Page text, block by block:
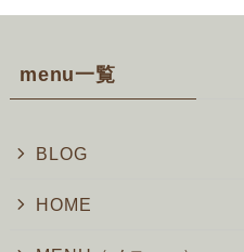
menu一覧
BLOG
HOME